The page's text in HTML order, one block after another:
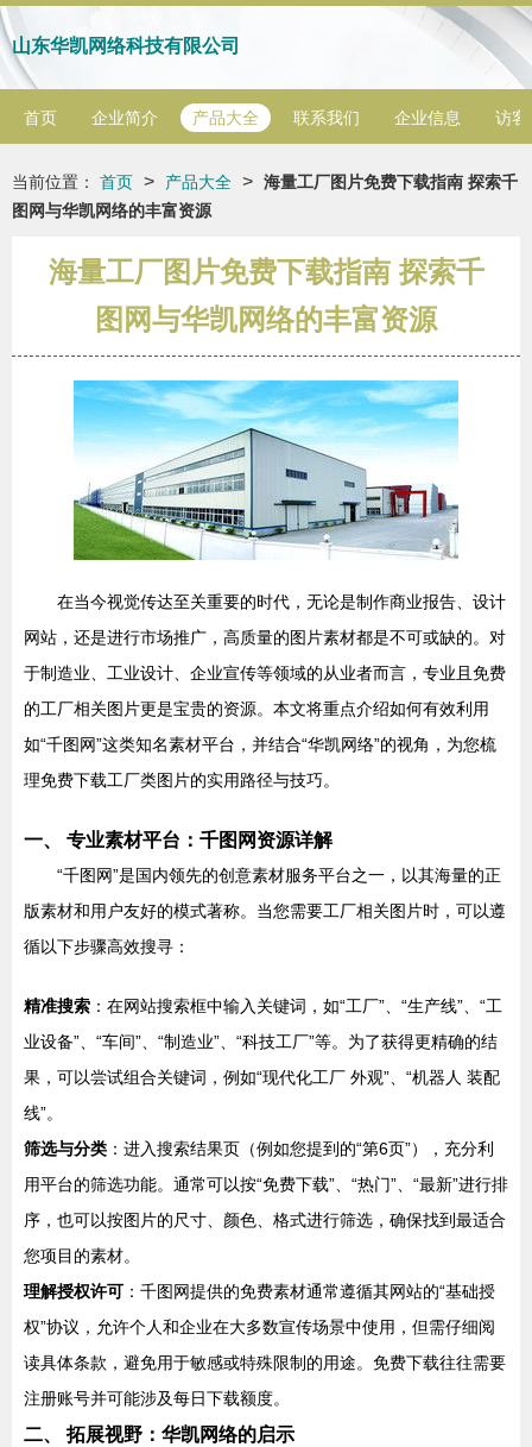
山东华凯网络科技有限公司
首页 企业简介 产品大全 联系我们 企业信息 访客
当前位置： 首页 > 产品大全 > 海量工厂图片免费下载指南 探索千
图网与华凯网络的丰富资源
海量工厂图片免费下载指南 探索千
图网与华凯网络的丰富资源
在当今视觉传达至关重要的时代，无论是制作商业报告、设计
网站，还是进行市场推广，高质量的图片素材都是不可或缺的。对
于制造业、工业设计、企业宣传等领域的从业者而言，专业且免费
的工厂相关图片更是宝贵的资源。本文将重点介绍如何有效利用
如“千图网”这类知名素材平台，并结合“华凯网络”的视角，为您梳
理免费下载工厂类图片的实用路径与技巧。
一、 专业素材平台：千图网资源详解
“千图网”是国内领先的创意素材服务平台之一，以其海量的正
版素材和用户友好的模式著称。当您需要工厂相关图片时，可以遵
循以下步骤高效搜寻：
精准搜索 ：在网站搜索框中输入关键词，如“工厂”、“生产线”、“工
业设备”、“车间”、“制造业”、“科技工厂”等。为了获得更精确的结
果，可以尝试组合关键词，例如“现代化工厂 外观”、“机器人 装配
线”。
筛选与分类 ：进入搜索结果页（例如您提到的“第6页”），充分利
用平台的筛选功能。通常可以按“免费下载”、“热门”、“最新”进行排
序，也可以按图片的尺寸、颜色、格式进行筛选，确保找到最适合
您项目的素材。
理解授权许可 ：千图网提供的免费素材通常遵循其网站的“基础授
权”协议，允许个人和企业在大多数宣传场景中使用，但需仔细阅
读具体条款，避免用于敏感或特殊限制的用途。免费下载往往需要
注册账号并可能涉及每日下载额度。
二、 拓展视野：华凯网络的启示